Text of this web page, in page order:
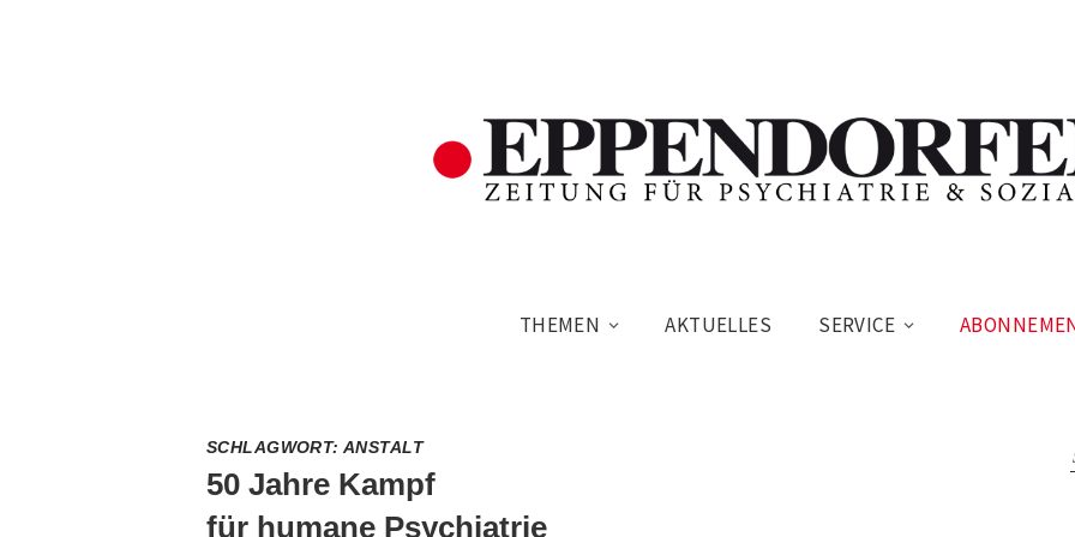
THEMEN AKTUELLES SERVICE
SCHLAGWORT:ANSTALT
50 Jahre Kampf
für humane Psychiatrie